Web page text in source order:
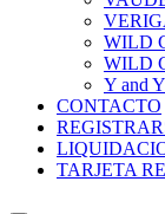
WILD
WILD
Y and Y
CONTACTO
TARJETA